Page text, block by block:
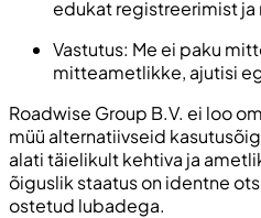
edukat registreerimist ja
Vastutus: Me ei paku
mitteametlikke, ajutisi
Roadwise Group B.V. ei loo
müü alternatiivseid
alati täielikult kehtiva ja
õiguslik staatus on identne
ostetud lubadega.